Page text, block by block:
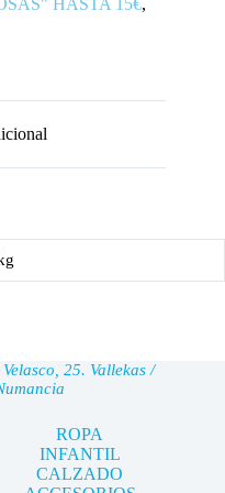
HASTA 15€,
25. Vallekas /
ROPA
INFANTIL
CALZADO